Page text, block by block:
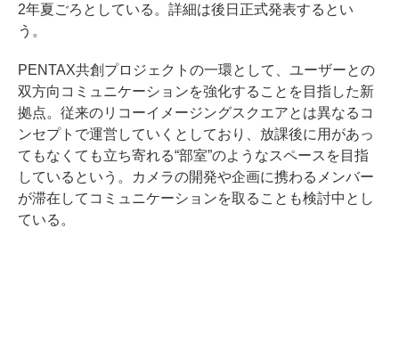
2年夏ごろとしている。詳細は後日正式発表するとい
う。
PENTAX共創プロジェクトの一環として、ユーザーとの
双方向コミュニケーションを強化することを目指した新
拠点。従来のリコーイメージングスクエアとは異なるコ
ンセプトで運営していくとしており、放課後に用があっ
てもなくても立ち寄れる“部室”のようなスペースを目指
しているという。カメラの開発や企画に携わるメンバー
が滞在してコミュニケーションを取ることも検討中とし
ている。